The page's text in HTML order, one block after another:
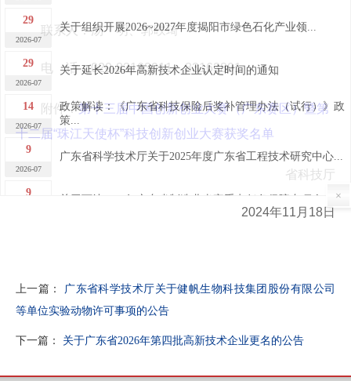
联系人：汤 明、郭昳琦
电 话：020-83163911、83163891
附件：第十三届中国创新创业大赛（广东赛区）暨第
十二届“珠江天使杯”科技创新创业大赛获奖名单
省科技厅
2024年11月18日
上一篇： 广东省科学技术厅关于健帆生物科技集团股份有限公司
等单位实验动物许可事项的公告
下一篇： 关于广东省2026年第四批高新技术企业更名的公告
29
2026-07
关于组织开展2026~2027年度揭阳市绿色石化产业领...
29
2026-07
关于延长2026年高新技术企业认定时间的通知
14
2026-07
政策解读：《广东省科技保险后奖补管理办法（试行）》政
策...
9
2026-07
广东省科学技术厅关于2025年度广东省工程技术研究中心...
9
关于下达2026年广东省制造业当家重点任务保障专项企业...
2026-07
关于广东省2026年第四批高新技术企业更名的公告
2026-06
的...
×